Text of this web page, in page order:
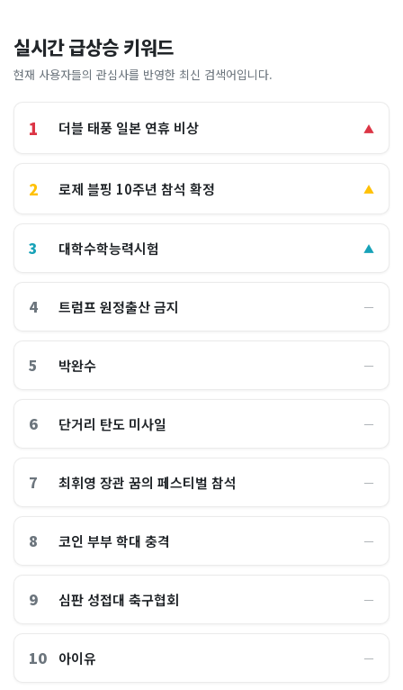
실시간 급상승 키워드
현재 사용자들의 관심사를 반영한 최신 검색어입니다.
1 더블 태풍 일본 연휴 비상 ▲
2 로제 블핑 10주년 참석 확정 ▲
3 대학수학능력시험 ▲
4 트럼프 원정출산 금지 ―
5 박완수 ―
6 단거리 탄도 미사일 ―
7 최휘영 장관 꿈의 페스티벌 참석 ―
8 코인 부부 학대 충격 ―
9 심판 성접대 축구협회 ―
10 아이유 ―